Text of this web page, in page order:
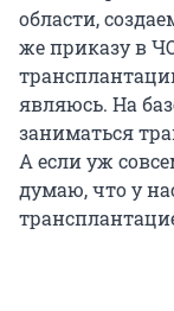
области,
же приказу в
являюсь. На
заниматься
А если уж
думаю, что у